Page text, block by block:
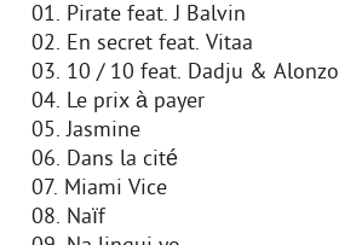
01. Pirate feat. J Balvin
02. En secret feat. Vitaa
03. 10 / 10 feat. Dadju & Alonzo
04. Le prix à payer
05. Jasmine
06. Dans la cité
07. Miami Vice
08. Naïf